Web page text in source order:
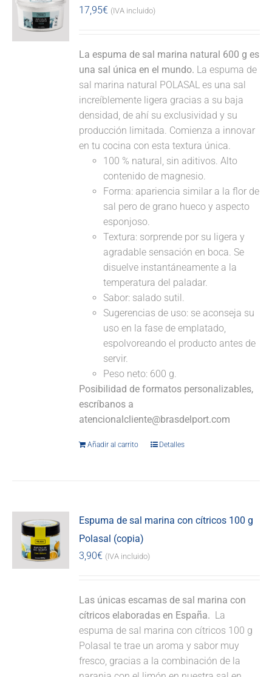
17,95€ (IVA incluido)
La espuma de sal marina natural 600 g es
una sal única en el mundo. La espuma de
sal marina natural POLASAL es una sal
increíblemente ligera gracias a su baja
densidad, de ahí su exclusividad y su
producción limitada. Comienza a innovar
en tu cocina con esta textura única.
100 % natural, sin aditivos. Alto
contenido de magnesio.
Forma: apariencia similar a la flor de
sal pero de grano hueco y aspecto
esponjoso.
Textura: sorprende por su ligera y
agradable sensación en boca. Se
disuelve instantáneamente a la
temperatura del paladar.
Sabor: salado sutil.
Sugerencias de uso: se aconseja su
uso en la fase de emplatado,
espolvoreando el producto antes de
servir.
Peso neto: 600 g.
Posibilidad de formatos personalizables,
escríbanos a
atencionalcliente@brasdelport.com
Añadir al carrito Detalles
Espuma de sal marina con cítricos 100 g
Polasal (copia)
3,90€ (IVA incluido)
Las únicas escamas de sal marina con
cítricos elaboradas en España. La
espuma de sal marina con cítricos 100 g
Polasal te trae un aroma y sabor muy
fresco, gracias a la combinación de la